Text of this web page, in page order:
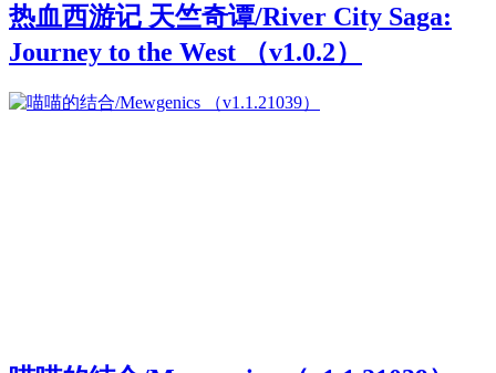
热血西游记 天竺奇谭/River City Saga:
Journey to the West （v1.0.2）